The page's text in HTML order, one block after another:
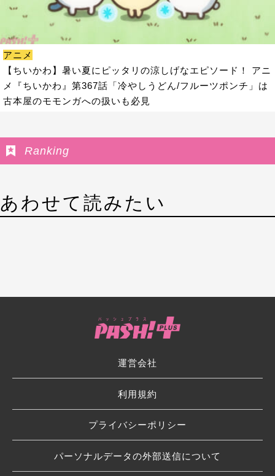
アニメ
【ちいかわ】暑い夏にピッタリの涼しげなエピソード！ アニ
メ『ちいかわ』第367話「冷やしうどん/フルーツポンチ」は
古本屋のモモンガへの扱いも必見
Ranking
あわせて読みたい
運営会社
利用規約
プライバシーポリシー
パーソナルデータの外部送信について